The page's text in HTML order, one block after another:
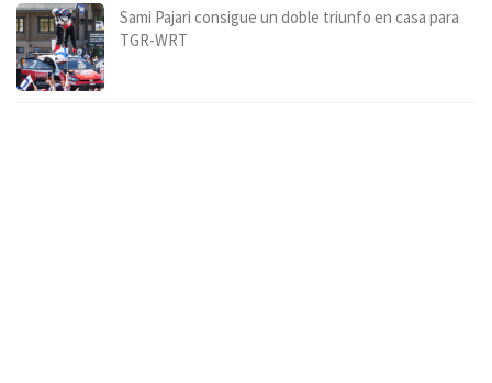
Sami Pajari consigue un doble triunfo en casa para
TGR-WRT